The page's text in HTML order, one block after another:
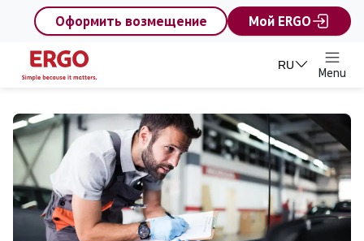
content
Оформить возмещение
Мой ERGO
RU
Menu